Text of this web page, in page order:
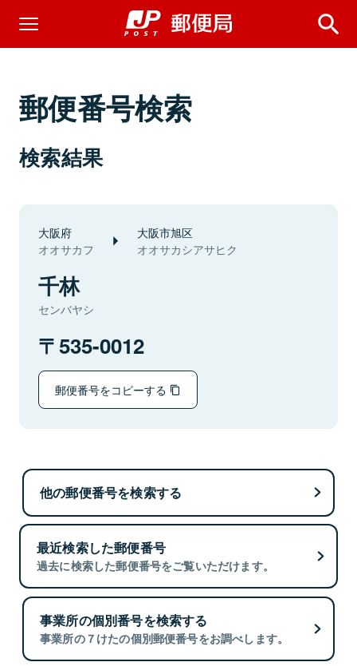
郵便番号検索
検索結果
大阪府
オオサカフ
大阪市旭区
オオサカシアサヒク
千林
センバヤシ
535-0012
郵便番号をコピーする
他の郵便番号を検索する
最近検索した郵便番号
過去に検索した郵便番号をご覧いただけます。
事業所の個別番号を検索する
事業所の７けたの個別郵便番号をお調べします。